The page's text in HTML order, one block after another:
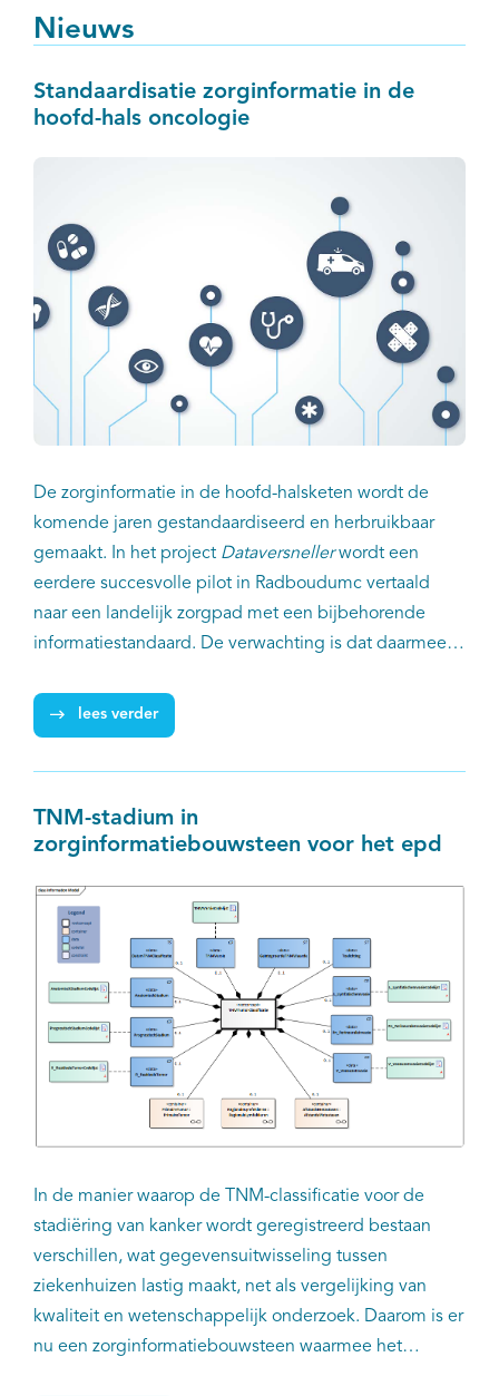
Nieuws
Standaardisatie zorginformatie in de
hoofd-hals oncologie
De zorginformatie in de hoofd-halsketen wordt de
komende jaren gestandaardiseerd en herbruikbaar
gemaakt. In het project Dataversnellerwordt een
eerdere succesvolle pilot in Radboudumc vertaald
naar een landelijk zorgpad met een bijbehorende
informatiestandaard. De verwachting is dat daarmee
Negen organisaties, waaronder alle relevante
specialistenverenigingen, de Nederlandse Werkgroep
intensief samenwerken.
lees verder
TNM-stadium in
zorginformatiebouwsteen voor het epd
In de manier waarop de TNM-classificatie voor de
stadiëring van kanker wordt geregistreerd bestaan
verschillen, wat gegevensuitwisseling tussen
ziekenhuizen lastig maakt, net als vergelijking van
kwaliteit en wetenschappelijk onderzoek. Daarom is er
nu een zorginformatiebouwsteen waarmee het